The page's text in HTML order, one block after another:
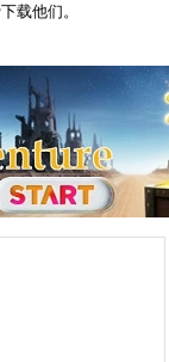
载他们。